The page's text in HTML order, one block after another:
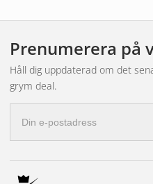
Användningsområden
Val av reflektor / ljusbild
Spot & Driving
Spot: Optimerad för
Driving: Optimerad för
Spot – Lämplig för dig
vid högre hastigheter där
avstånd.
Prenumerera på
Håll dig uppdaterad om det
grym deal.
postadress